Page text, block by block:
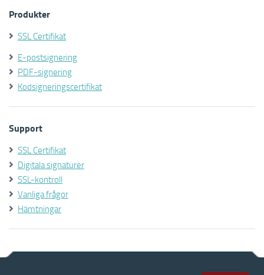
Produkter
SSL Certifikat
E-postsignering
PDF-signering
Kodsigneringscertifikat
Support
SSL Certifikat
Digitala signaturer
SSL-kontroll
Vanliga frågor
Hämtningar